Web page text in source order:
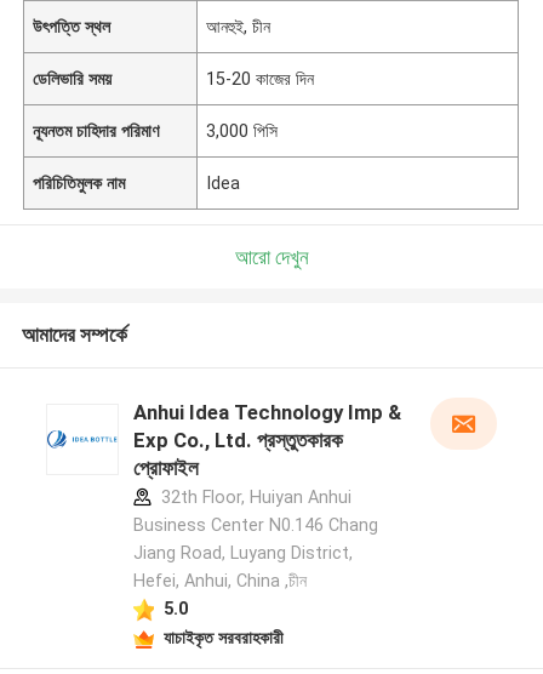
উৎপত্তি স্থল আনহুই, চীন
ডেলিভারি সময় 15-20 কাজের দিন
ন্যূনতম চাহিদার পরিমাণ 3,000 পিসি
পরিচিতিমুলক নাম Idea
আরো দেখুন
আমাদের সম্পর্কে
Anhui Idea Technology Imp &
Exp Co., Ltd. প্রস্তুতকারক
প্রোফাইল
32th Floor, Huiyan Anhui
Business Center N0.146 Chang
Jiang Road, Luyang District,
Hefei, Anhui, China ,চীন
5.0
যাচাইকৃত সরবরাহকারী